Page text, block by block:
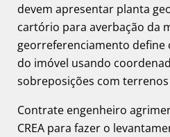
devem apresentar planta
cartório para averbação da
georreferenciamento define
do imóvel usando
sobreposições com
Contrate engenheiro
CREA para fazer o